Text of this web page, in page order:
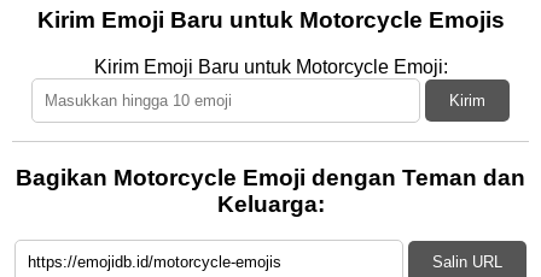
Kirim Emoji Baru untuk Motorcycle Emojis
Kirim Emoji Baru untuk Motorcycle Emoji:
Kirim
Bagikan Motorcycle Emoji dengan Teman dan
Keluarga:
Salin URL